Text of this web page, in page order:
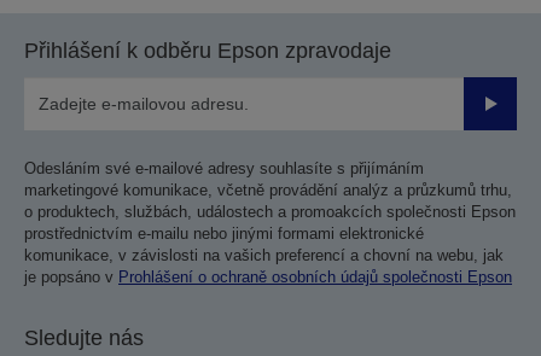
Přihlášení k odběru Epson zpravodaje
Odesláním své e-mailové adresy souhlasíte s přijímáním
marketingové komunikace, včetně provádění analýz a průzkumů trhu,
o produktech, službách, událostech a promoakcích společnosti Epson
prostřednictvím e-mailu nebo jinými formami elektronické
komunikace, v závislosti na vašich preferencí a chovní na webu, jak
je popsáno v Prohlášení o ochraně osobních údajů společnosti Epson
Sledujte nás